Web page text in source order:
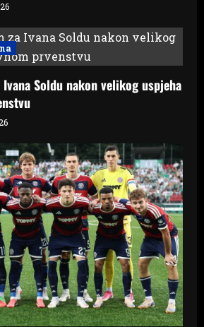
Soldu nakon velikog uspjeha